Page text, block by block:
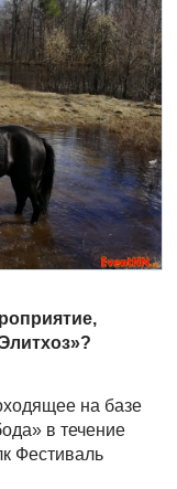
на базе
в течение
Фестиваль